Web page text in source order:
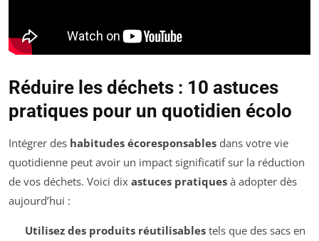
Réduire les déchets : 10 astuces
pratiques pour un quotidien écolo
Intégrer des habitudes écoresponsables dans votre vie
quotidienne peut avoir un impact significatif sur la réduction
de vos déchets. Voici dix astuces pratiques à adopter dès
aujourd’hui :
Utilisez des produits réutilisablestels que des sacs en